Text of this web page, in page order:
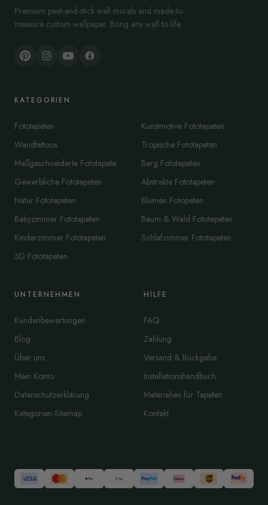
Premium peel-and-stick wall murals and made-to-
measure custom wallpaper. Bring any wall to life.
KATEGORIEN
Fototapeten
Wandtattoos
Maßgeschneiderte Fototapete
Gewerbliche Fototapeten
Natur Fototapeten
Babyzimmer Fototapeten
Kinderzimmer Fototapeten
3D Fototapeten
Kunstmotive Fototapeten
Tropische Fototapeten
Berg Fototapeten
Abstrakte Fototapeten
Blumen Fotopaten
Baum & Wald Fototapeten
Schlafzimmer Fototapeten
UNTERNEHMEN
Kundenbewertungen
Blog
Über uns
Mein Konto
Datenschutzerklärung
Kategorien-Sitemap
HILFE
FAQ
Zahlung
Versand & Rückgabe
Installationshandbuch
Materialien für Tapeten
Kontakt